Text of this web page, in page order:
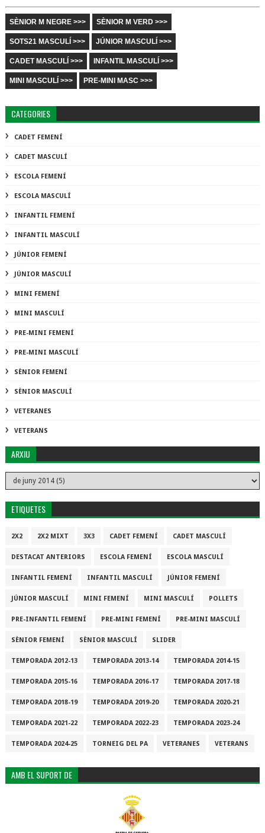
SÈNIOR M NEGRE >>> SÈNIOR M VERD >>>
SOTS21 MASCULÍ >>> JÚNIOR MASCULÍ >>>
CADET MASCULÍ >>> INFANTIL MASCULÍ >>>
MINI MASCULÍ >>> PRE-MINI MASC >>>
CATEGORIES
CADET FEMENÍ
CADET MASCULÍ
ESCOLA FEMENÍ
ESCOLA MASCULÍ
INFANTIL FEMENÍ
INFANTIL MASCULÍ
JÚNIOR FEMENÍ
JÚNIOR MASCULÍ
MINI FEMENÍ
MINI MASCULÍ
PRE-MINI FEMENÍ
PRE-MINI MASCULÍ
SÈNIOR FEMENÍ
SÈNIOR MASCULÍ
VETERANES
VETERANS
ARXIU
ETIQUETES
2X2 2X2 MIXT 3X3 CADET FEMENÍ CADET MASCULÍ
DESTACAT ANTERIORS ESCOLA FEMENÍ ESCOLA MASCULÍ
INFANTIL FEMENÍ INFANTIL MASCULÍ JÚNIOR FEMENÍ
JÚNIOR MASCULÍ MINI FEMENÍ MINI MASCULÍ POLLETS
PRE-INFANTIL FEMENÍ PRE-MINI FEMENÍ PRE-MINI MASCULÍ
SÈNIOR FEMENÍ SÈNIOR MASCULÍ SLIDER
TEMPORADA 2012-13 TEMPORADA 2013-14 TEMPORADA 2014-15
TEMPORADA 2015-16 TEMPORADA 2016-17 TEMPORADA 2017-18
TEMPORADA 2018-19 TEMPORADA 2019-20 TEMPORADA 2020-21
TEMPORADA 2021-22 TEMPORADA 2022-23 TEMPORADA 2023-24
TEMPORADA 2024-25 TORNEIG DEL PA VETERANES VETERANS
AMB EL SUPORT DE